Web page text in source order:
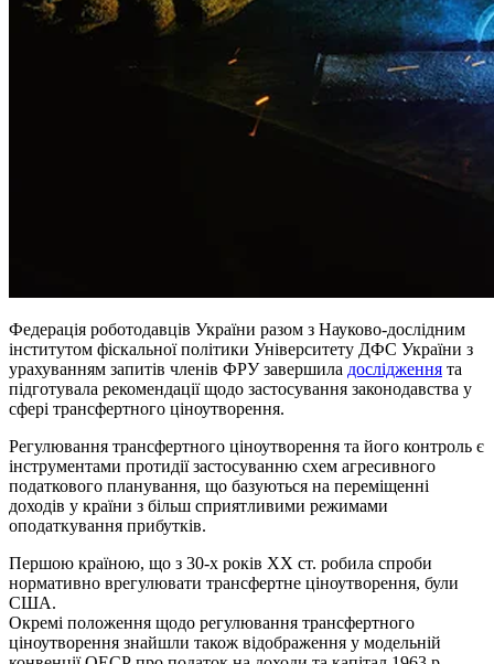
Федерація роботодавців України разом з Науково-дослідним
інститутом фіскальної політики Університету ДФС України з
урахуванням запитів членів ФРУ завершила дослідження та
підготувала рекомендації щодо застосування законодавства у
сфері трансфертного ціноутворення.
Регулювання трансфертного ціноутворення та його контроль є
інструментами протидії застосуванню схем агресивного
податкового планування, що базуються на переміщенні
доходів у країни з більш сприятливими режимами
оподаткування прибутків.
Першою країною, що з 30-х років ХХ ст. робила спроби
нормативно врегулювати трансфертне ціноутворення, були
США.
Окремі положення щодо регулювання трансфертного
ціноутворення знайшли також відображення у модельній